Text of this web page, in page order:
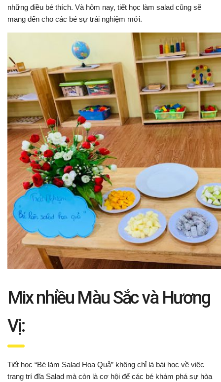
những điều bé thích. Và hôm nay, tiết học làm salad cũng sẽ
mang đến cho các bé sự trải nghiệm mới.
Mix nhiều Màu Sắc và Hương
Vị:
Tiết học “Bé làm Salad Hoa Quả” không chỉ là bài học về việc
trang trí đĩa Salad mà còn là cơ hội để các bé khám phá sự hòa